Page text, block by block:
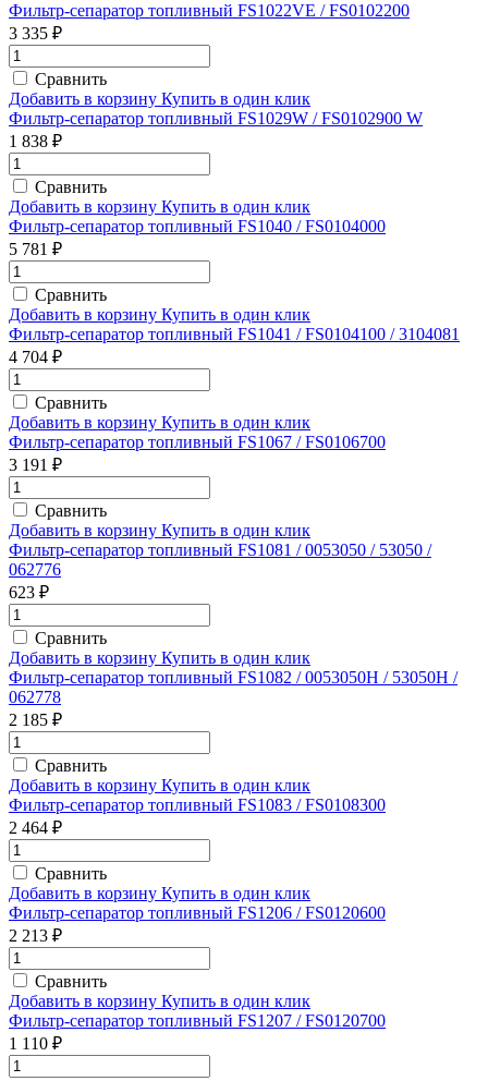
Фильтр-сепаратор топливный FS1022VE / FS0102200
3 335 ₽
Сравнить
Добавить в корзину Купить в один клик
Фильтр-сепаратор топливный FS1029W / FS0102900 W
1 838 ₽
Сравнить
Добавить в корзину Купить в один клик
Фильтр-сепаратор топливный FS1040 / FS0104000
5 781 ₽
Сравнить
Добавить в корзину Купить в один клик
Фильтр-сепаратор топливный FS1041 / FS0104100 / 3104081
4 704 ₽
Сравнить
Добавить в корзину Купить в один клик
Фильтр-сепаратор топливный FS1067 / FS0106700
3 191 ₽
Сравнить
Добавить в корзину Купить в один клик
Фильтр-сепаратор топливный FS1081 / 0053050 / 53050 /
062776
623 ₽
Сравнить
Добавить в корзину Купить в один клик
Фильтр-сепаратор топливный FS1082 / 0053050Н / 53050H /
062778
2 185 ₽
Сравнить
Добавить в корзину Купить в один клик
Фильтр-сепаратор топливный FS1083 / FS0108300
2 464 ₽
Сравнить
Добавить в корзину Купить в один клик
Фильтр-сепаратор топливный FS1206 / FS0120600
2 213 ₽
Сравнить
Добавить в корзину Купить в один клик
Фильтр-сепаратор топливный FS1207 / FS0120700
1 110 ₽